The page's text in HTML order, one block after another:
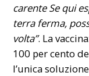
carente Se qui
terra ferma,
volta”. La
100 per cento
l’unica